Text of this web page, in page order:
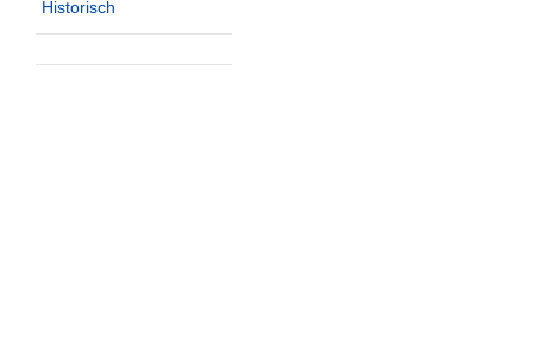
Historisch